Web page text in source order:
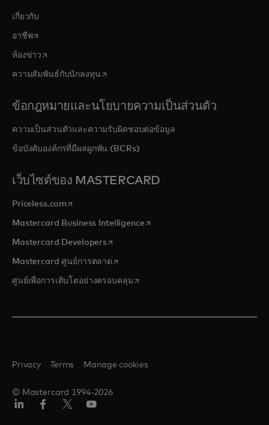
เกี่ยวกับ
อาชีพopens in a new tab
ห้องข่าว opens in a new tab
ความสัมพันธ์กับนักลงทุนopens in a new tab
ข้อกฎหมายและนโยบายความเป็นส่วนตัว
ความเป็นส่วนตัวและความรับผิดชอบต่อข้อมูล
ข้อบังคับองค์กรที่มีผลผูกพัน (BCRs)
เว็บไซต์ของ MASTERCARD
Priceless.com opens in a new tab
Mastercard Business Intelligenceopens in a new tab
Mastercard Developersopens in a new tab
Mastercard ศูนย์การตลาด opens in a new tab
ศูนย์เพื่อการเติบโตอย่างครอบคลุมopens in a new tab
© Mastercard 1994-2026
Privacy Terms Manage cookies